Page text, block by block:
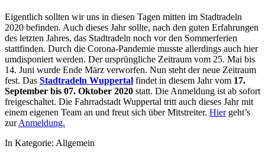
Eigentlich sollten wir uns in diesen Tagen mitten im Stadtradeln
2020 befinden. Auch dieses Jahr sollte, nach den guten Erfahrungen
des letzten Jahres, das Stadtradeln noch vor den Sommerferien
stattfinden. Durch die Corona-Pandemie musste allerdings auch hier
umdisponiert werden. Der ursprüngliche Zeitraum vom 25. Mai bis
14. Juni wurde Ende März verworfen. Nun steht der neue Zeitraum
fest. Das Stadtradeln Wuppertal findet in diesem Jahr vom 17.
September bis 07. Oktober 2020 statt. Die Anmeldung ist ab sofort
freigeschaltet. Die Fahrradstadt Wuppertal tritt auch dieses Jahr mit
einem eigenen Team an und freut sich über Mitstreiter. Hiergeht’s
zurAnmeldung.
In Kategorie: Allgemein